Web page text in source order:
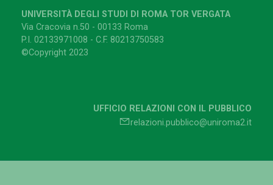
UNIVERSITÀ DEGLI STUDI DI ROMA TOR VERGATA
Via Cracovia n.50 - 00133 Roma
P.I. 02133971008 - C.F. 80213750583
©Copyright 2023
UFFICIO RELAZIONI CON IL PUBBLICO
relazioni.pubblico@uniroma2.it